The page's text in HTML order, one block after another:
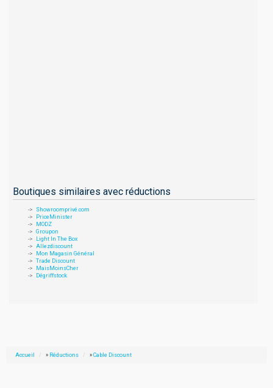
Boutiques similaires avec réductions
Showroomprivé.com
PriceMinister
MODZ
Groupon
Light In The Box
Allezdiscount
Mon Magasin Général
Trade Discount
MaisMoinsCher
Dégriffstock
Accueil » Réductions » Cable Discount